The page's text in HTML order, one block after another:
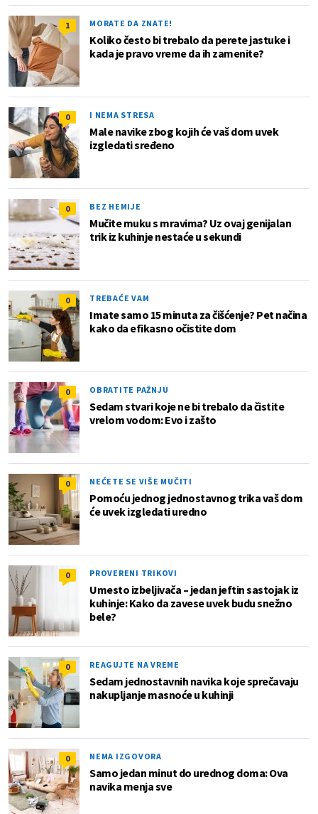
1 MORATE DA ZNATE!
Koliko često bi trebalo da perete jastuke i
kada je pravo vreme da ih zamenite?
0 I NEMA STRESA
Male navike zbog kojih će vaš dom uvek
izgledati sređeno
0 BEZ HEMIJE
Mučite muku s mravima? Uz ovaj genijalan
trik iz kuhinje nestaće u sekundi
0 TREBAĆE VAM
Imate samo 15 minuta za čišćenje? Pet načina
kako da efikasno očistite dom
0 OBRATITE PAŽNJU
Sedam stvari koje ne bi trebalo da čistite
vrelom vodom: Evo i zašto
0 NEĆETE SE VIŠE MUČITI
Pomoću jednog jednostavnog trika vaš dom
će uvek izgledati uredno
0 PROVERENI TRIKOVI
Umesto izbeljivača – jedan jeftin sastojak iz
kuhinje: Kako da zavese uvek budu snežno
bele?
0 REAGUJTE NA VREME
Sedam jednostavnih navika koje sprečavaju
nakupljanje masnoće u kuhinji
0 NEMA IZGOVORA
Samo jedan minut do urednog doma: Ova
navika menja sve